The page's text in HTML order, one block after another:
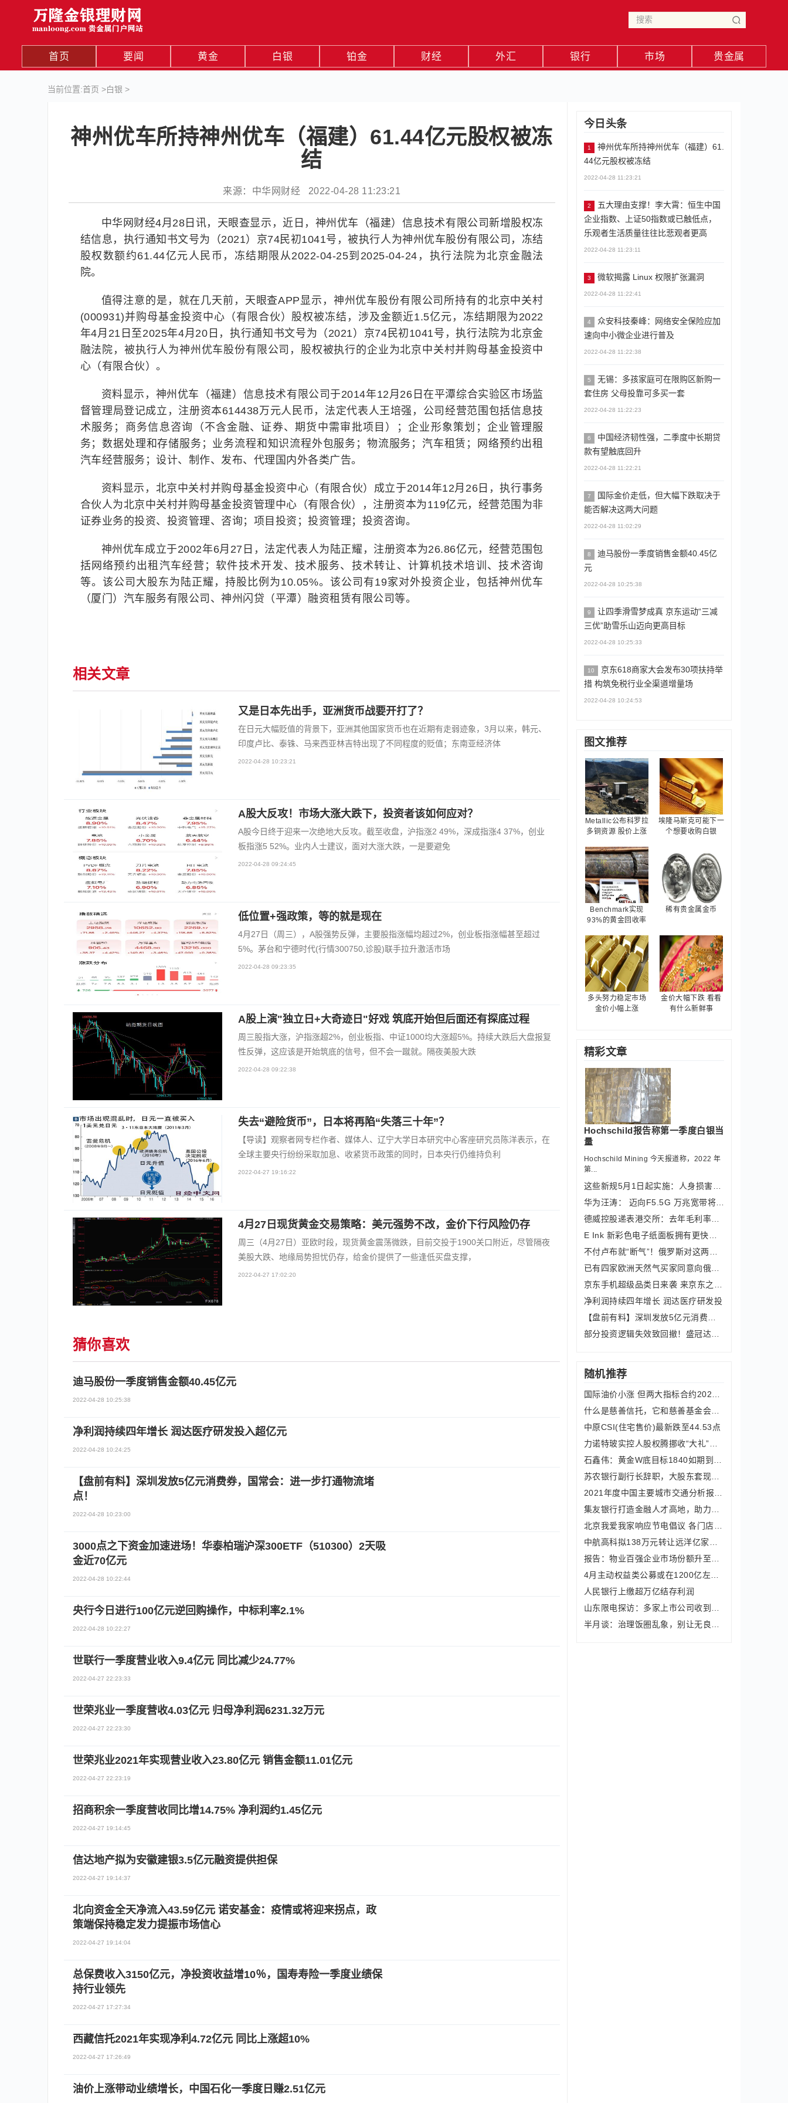
首页 要闻 黄金 白银 铂金 财经 外汇 银行 市场 贵金属
当前位置:首页 >白银 >
神州优车所持神州优车（福建）61.44亿元股权被冻
结
来源：中华网财经 2022-04-28 11:23:21
中华网财经4月28日讯，天眼查显示，近日，神州优车（福建）信息技术有限公司新增股权冻
结信息，执行通知书文号为（2021）京74民初1041号，被执行人为神州优车股份有限公司，冻结
股权数额约61.44亿元人民币，冻结期限从2022-04-25到2025-04-24，执行法院为北京金融法
院。
值得注意的是，就在几天前，天眼查APP显示，神州优车股份有限公司所持有的北京中关村
(000931)并购母基金投资中心（有限合伙）股权被冻结，涉及金额近1.5亿元，冻结期限为2022
年4月21日至2025年4月20日，执行通知书文号为（2021）京74民初1041号，执行法院为北京金
融法院，被执行人为神州优车股份有限公司，股权被执行的企业为北京中关村并购母基金投资中
心（有限合伙）。
资料显示，神州优车（福建）信息技术有限公司于2014年12月26日在平潭综合实验区市场监
督管理局登记成立，注册资本614438万元人民币，法定代表人王培强，公司经营范围包括信息技
术服务；商务信息咨询（不含金融、证券、期货中需审批项目）；企业形象策划；企业管理服
务；数据处理和存储服务；业务流程和知识流程外包服务；物流服务；汽车租赁；网络预约出租
汽车经营服务；设计、制作、发布、代理国内外各类广告。
资料显示，北京中关村并购母基金投资中心（有限合伙）成立于2014年12月26日，执行事务
合伙人为北京中关村并购母基金投资管理中心（有限合伙），注册资本为119亿元，经营范围为非
证券业务的投资、投资管理、咨询；项目投资；投资管理；投资咨询。
神州优车成立于2002年6月27日，法定代表人为陆正耀，注册资本为26.86亿元，经营范围包
括网络预约出租汽车经营；软件技术开发、技术服务、技术转让、计算机技术培训、技术咨询
等。该公司大股东为陆正耀，持股比例为10.05%。该公司有19家对外投资企业，包括神州优车
（厦门）汽车服务有限公司、神州闪贷（平潭）融资租赁有限公司等。
相关文章
又是日本先出手，亚洲货币战要开打了？
在日元大幅贬值的背景下，亚洲其他国家货币也在近期有走弱迹象，3月以来，韩元、
印度卢比、泰铢、马来西亚林吉特出现了不同程度的贬值；东南亚经济体
2022-04-28 10:23:21
A股大反攻！市场大涨大跌下，投资者该如何应对？
A股今日终于迎来一次绝地大反攻。截至收盘，沪指涨2 49%，深成指涨4 37%，创业
板指涨5 52%。业内人士建议，面对大涨大跌，一是要避免
2022-04-28 09:24:45
低位置+强政策，等的就是现在
4月27日（周三），A股强势反弹，主要股指涨幅均超过2%，创业板指涨幅甚至超过
5%。茅台和宁德时代(行情300750,诊股)联手拉升激活市场
2022-04-28 09:23:35
A股上演"独立日+大奇迹日"好戏 筑底开始但后面还有探底过程
周三股指大涨，沪指涨超2%，创业板指、中证1000均大涨超5%。持续大跌后大盘报复
性反弹，这应该是开始筑底的信号，但不会一蹴就。隔夜美股大跌
2022-04-28 09:22:38
失去“避险货币”，日本将再陷“失落三十年”？
【导读】观察者网专栏作者、媒体人、辽宁大学日本研究中心客座研究员陈洋表示，在
全球主要央行纷纷采取加息、收紧货币政策的同时，日本央行仍维持负利
2022-04-27 19:16:22
4月27日现货黄金交易策略：美元强势不改，金价下行风险仍存
周三（4月27日）亚欧时段，现货黄金震荡微跌，目前交投于1900关口附近，尽管隔夜
美股大跌、地缘局势担忧仍存，给金价提供了一些逢低买盘支撑，
2022-04-27 17:02:20
猜你喜欢
迪马股份一季度销售金额40.45亿元
2022-04-28 10:25:38
净利润持续四年增长 润达医疗研发投入超亿元
2022-04-28 10:24:25
【盘前有料】深圳发放5亿元消费券，国常会：进一步打通物流堵
点！
2022-04-28 10:23:00
3000点之下资金加速进场！华泰柏瑞沪深300ETF（510300）2天吸
金近70亿元
2022-04-28 10:22:44
央行今日进行100亿元逆回购操作，中标利率2.1%
2022-04-28 10:22:27
世联行一季度营业收入9.4亿元 同比减少24.77%
2022-04-27 22:23:33
世荣兆业一季度营收4.03亿元 归母净利润6231.32万元
2022-04-27 22:23:30
世荣兆业2021年实现营业收入23.80亿元 销售金额11.01亿元
2022-04-27 22:23:19
招商积余一季度营收同比增14.75% 净利润约1.45亿元
2022-04-27 19:14:45
信达地产拟为安徽建银3.5亿元融资提供担保
2022-04-27 19:14:37
北向资金全天净流入43.59亿元 诺安基金：疫情或将迎来拐点，政
策端保持稳定发力提振市场信心
2022-04-27 19:14:04
总保费收入3150亿元，净投资收益增10％，国寿寿险一季度业绩保
持行业领先
2022-04-27 17:27:34
西藏信托2021年实现净利4.72亿元 同比上涨超10%
2022-04-27 17:26:49
油价上涨带动业绩增长，中国石化一季度日赚2.51亿元
今日头条
1
神州优车所持神州优车（福建）61.
44亿元股权被冻结
2022-04-28 11:23:21
2
五大理由支撑！李大霄：恒生中国
企业指数、上证50指数或已触低点，
乐观者生活质量往往比悲观者更高
2022-04-28 11:23:11
3 微软揭露 Linux 权限扩张漏洞
2022-04-28 11:22:41
4
众安科技秦峰：网络安全保险应加
速向中小微企业进行普及
2022-04-28 11:22:38
5
无锡：多孩家庭可在限购区新购一
套住房 父母投靠可多买一套
2022-04-28 11:22:23
6
中国经济韧性强，二季度中长期贷
款有望触底回升
2022-04-28 11:22:21
7
国际金价走低，但大幅下跌取决于
能否解决这两大问题
2022-04-28 11:02:29
8
迪马股份一季度销售金额40.45亿
元
2022-04-28 10:25:38
9
让四季滑雪梦成真 京东运动“三减
三优”助雪乐山迈向更高目标
2022-04-28 10:25:33
10
京东618商家大会发布30项扶持举
措 构筑免税行业全渠道增量场
2022-04-28 10:24:53
图文推荐
Metallic公布科罗拉
多铜资源 股价上涨
埃隆马斯克可能下一
个想要收购白银
Benchmark实现
93%的黄金回收率
稀有贵金属金币
多头努力稳定市场
金价小幅上涨
金价大幅下跌 看看
有什么新鲜事
精彩文章
Hochschild报告称第一季度白银当
量
Hochschild Mining 今天报道称，2022 年
第...
净利润持续四年增长 润达医疗研发投
随机推荐
中原CSI(住宅售价)最新跌至44.53点
人民银行上缴超万亿结存利润